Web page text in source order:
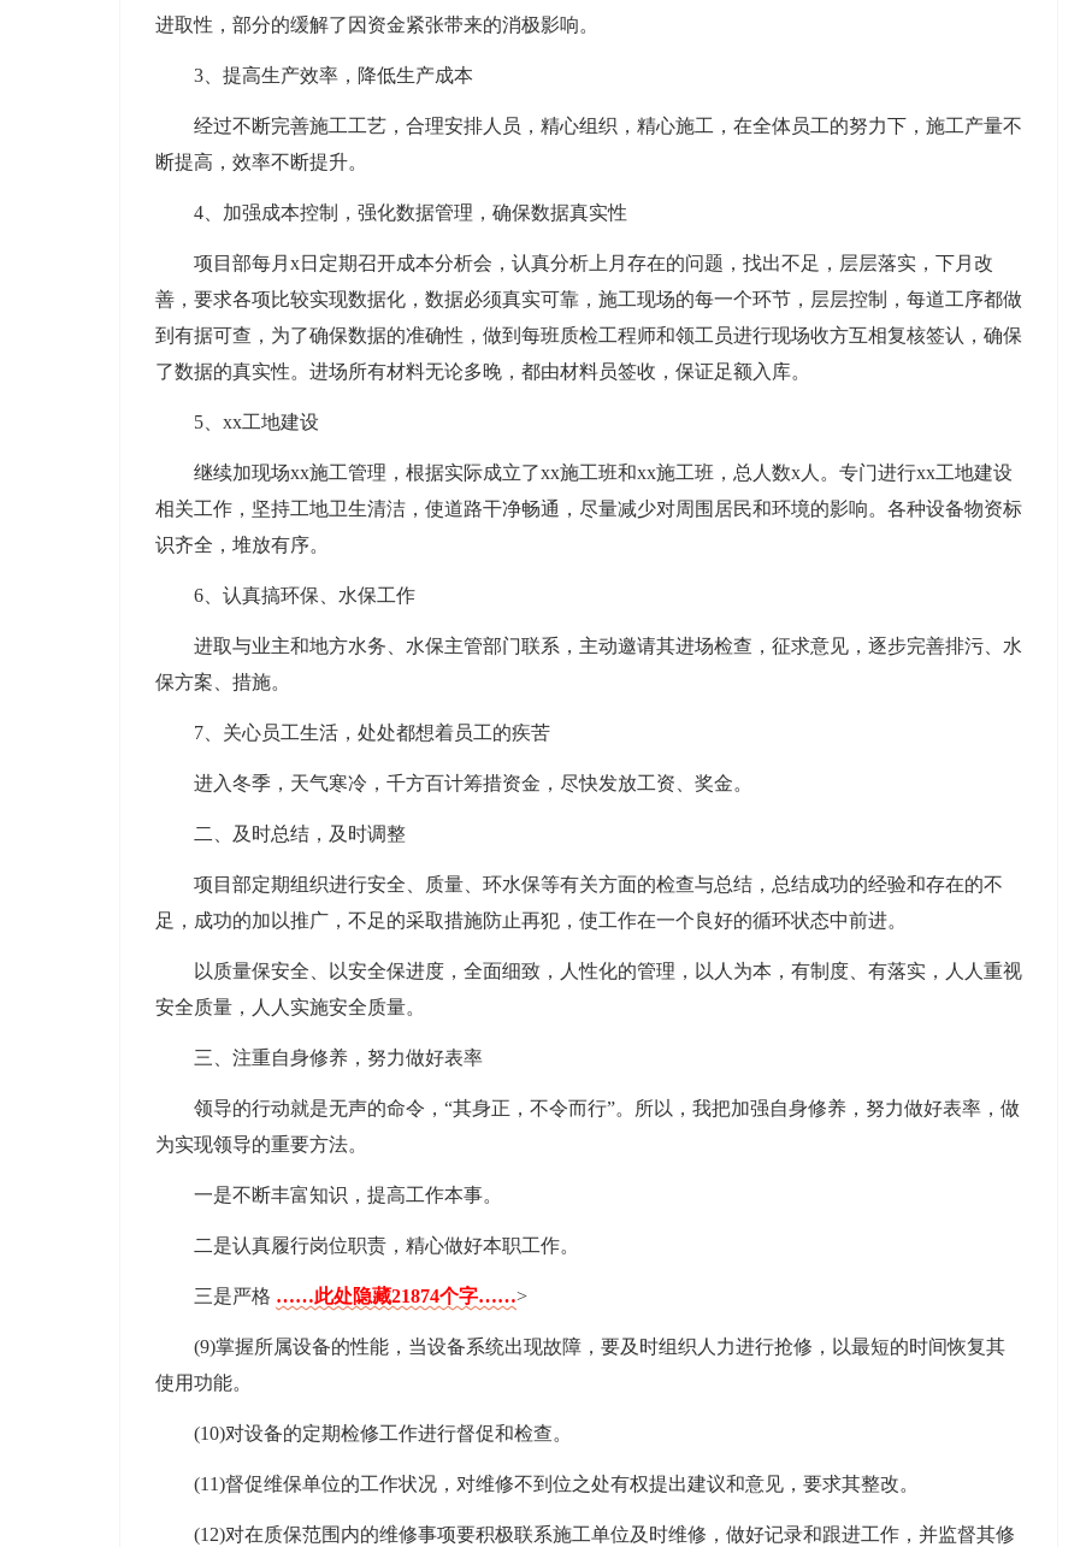
进取性，部分的缓解了因资金紧张带来的消极影响。
3、提高生产效率，降低生产成本
经过不断完善施工工艺，合理安排人员，精心组织，精心施工，在全体员工的努力下，施工产量不
断提高，效率不断提升。
4、加强成本控制，强化数据管理，确保数据真实性
项目部每月x日定期召开成本分析会，认真分析上月存在的问题，找出不足，层层落实，下月改
善，要求各项比较实现数据化，数据必须真实可靠，施工现场的每一个环节，层层控制，每道工序都做
到有据可查，为了确保数据的准确性，做到每班质检工程师和领工员进行现场收方互相复核签认，确保
了数据的真实性。进场所有材料无论多晚，都由材料员签收，保证足额入库。
5、xx工地建设
继续加现场xx施工管理，根据实际成立了xx施工班和xx施工班，总人数x人。专门进行xx工地建设
相关工作，坚持工地卫生清洁，使道路干净畅通，尽量减少对周围居民和环境的影响。各种设备物资标
识齐全，堆放有序。
6、认真搞环保、水保工作
进取与业主和地方水务、水保主管部门联系，主动邀请其进场检查，征求意见，逐步完善排污、水
保方案、措施。
7、关心员工生活，处处都想着员工的疾苦
进入冬季，天气寒冷，千方百计筹措资金，尽快发放工资、奖金。
二、及时总结，及时调整
项目部定期组织进行安全、质量、环水保等有关方面的检查与总结，总结成功的经验和存在的不
足，成功的加以推广，不足的采取措施防止再犯，使工作在一个良好的循环状态中前进。
以质量保安全、以安全保进度，全面细致，人性化的管理，以人为本，有制度、有落实，人人重视
安全质量，人人实施安全质量。
三、注重自身修养，努力做好表率
领导的行动就是无声的命令，“其身正，不令而行”。所以，我把加强自身修养，努力做好表率，做
为实现领导的重要方法。
一是不断丰富知识，提高工作本事。
二是认真履行岗位职责，精心做好本职工作。
三是严格 ……此处隐藏21874个字……>
(9)掌握所属设备的性能，当设备系统出现故障，要及时组织人力进行抢修，以最短的时间恢复其
使用功能。
(10)对设备的定期检修工作进行督促和检查。
(11)督促维保单位的工作状况，对维修不到位之处有权提出建议和意见，要求其整改。
(12)对在质保范围内的维修事项要积极联系施工单位及时维修，做好记录和跟进工作，并监督其修